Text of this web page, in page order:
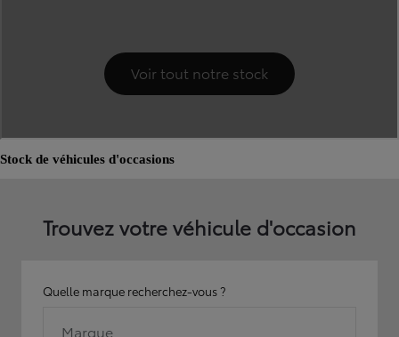
Stock de véhicules d'occasions
Trouvez votre véhicule d'occasion
Quelle marque recherchez-vous ?
Marque